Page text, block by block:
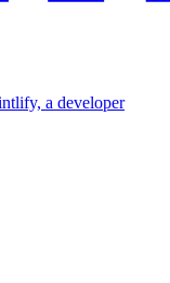
a developer